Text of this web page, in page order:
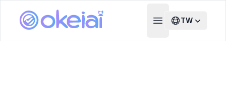
Open main menu
TW